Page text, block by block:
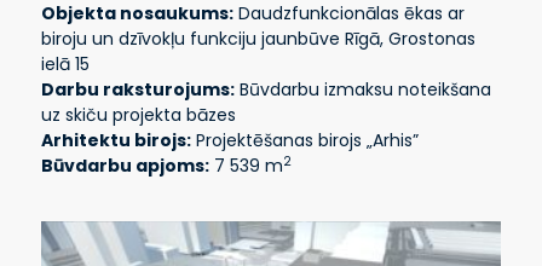
Objekta nosaukums: Daudzfunkcionālas ēkas ar
biroju un dzīvokļu funkciju jaunbūve Rīgā, Grostonas
ielā 15
Darbu raksturojums: Būvdarbu izmaksu noteikšana
uz skiču projekta bāzes
Arhitektu birojs: Projektēšanas birojs „Arhis”
Būvdarbu apjoms: 7 539 m2